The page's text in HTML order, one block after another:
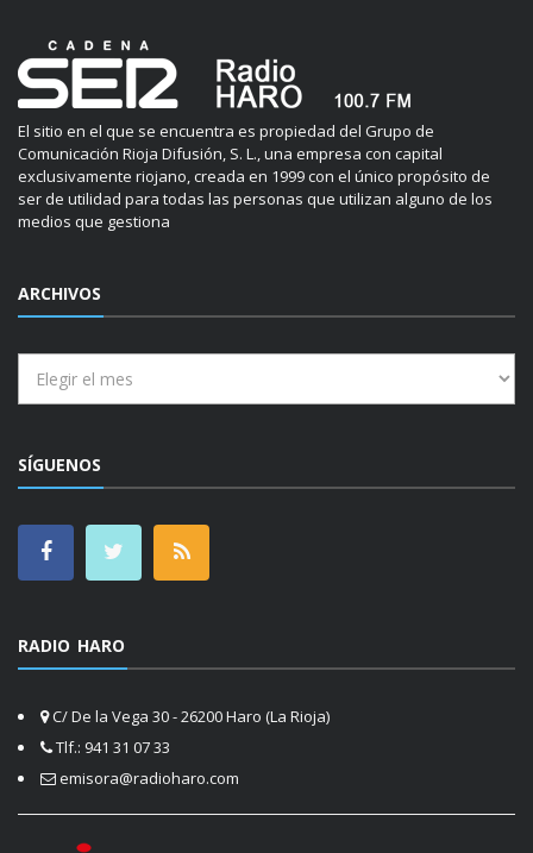
El sitio en el que se encuentra es propiedad del Grupo de
Comunicación Rioja Difusión, S. L., una empresa con capital
exclusivamente riojano, creada en 1999 con el único propósito de
ser de utilidad para todas las personas que utilizan alguno de los
medios que gestiona
ARCHIVOS
SÍGUENOS
RADIO HARO
C/ De la Vega 30 - 26200 Haro (La Rioja)
Tlf.: 941 31 07 33
emisora@radioharo.com